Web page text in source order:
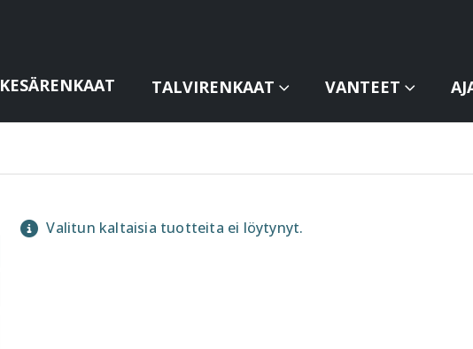
KESÄRENKAAT TALVIRENKAAT VANTEET
Valitun kaltaisia tuotteita ei löytynyt.